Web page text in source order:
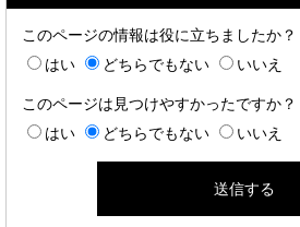
このページの情報は役に立ちましたか？
はい
どちらでもない いいえ
このページは見つけやすかったですか？
はい
どちらでもない いいえ